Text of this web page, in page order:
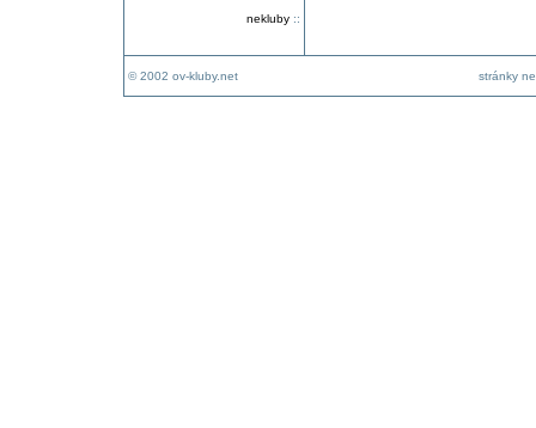
nekluby::
© 2002 ov-kluby.net stránky